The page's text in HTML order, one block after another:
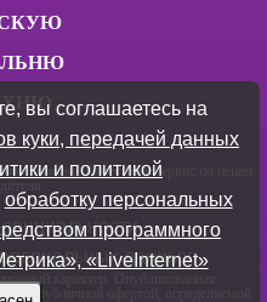
в Липецке. Качество и сервис по ценам
данных
характер. Опубликованная
публичной офертой, определяемой
вы соглашаетесь на
куки, передачей данных
и политикой
обработку персональных
программного
«LiveInternet»